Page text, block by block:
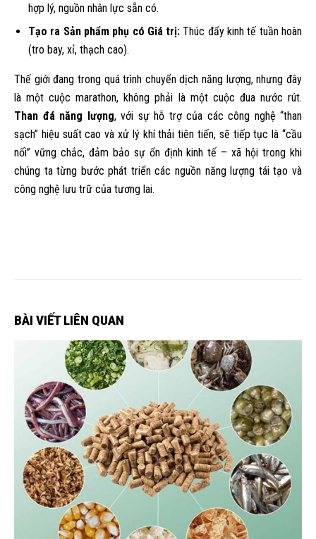
hợp lý, nguồn nhân lực sẵn có.
Tạo ra Sản phẩm phụ có Giá trị: Thúc đẩy kinh tế tuần hoàn
(tro bay, xỉ, thạch cao).
Thế giới đang trong quá trình chuyển dịch năng lượng, nhưng đây
là một cuộc marathon, không phải là một cuộc đua nước rút.
Than đá năng lượng, với sự hỗ trợ của các công nghệ “than
sạch” hiệu suất cao và xử lý khí thải tiên tiến, sẽ tiếp tục là “cầu
nối” vững chắc, đảm bảo sự ổn định kinh tế – xã hội trong khi
chúng ta từng bước phát triển các nguồn năng lượng tái tạo và
công nghệ lưu trữ của tương lai.
BÀI VIẾT LIÊN QUAN